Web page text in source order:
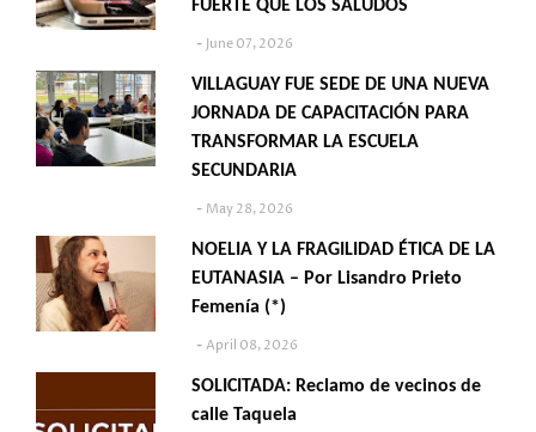
FUERTE QUE LOS SALUDOS
June 07, 2026
VILLAGUAY FUE SEDE DE UNA NUEVA
JORNADA DE CAPACITACIÓN PARA
TRANSFORMAR LA ESCUELA
SECUNDARIA
May 28, 2026
NOELIA Y LA FRAGILIDAD ÉTICA DE LA
EUTANASIA – Por Lisandro Prieto
Femenía (*)
April 08, 2026
SOLICITADA: Reclamo de vecinos de
calle Taquela